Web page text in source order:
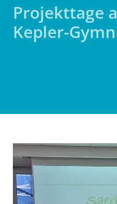
Projekttage
Kepler-